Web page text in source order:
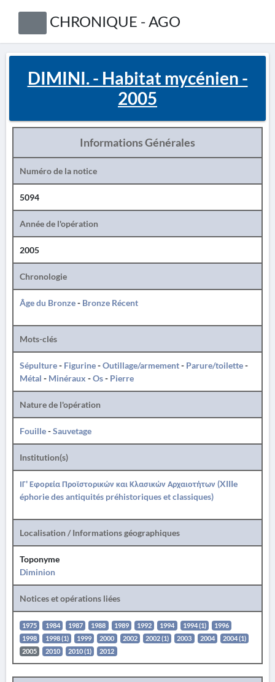
CHRONIQUE - AGO
DIMINI. - Habitat mycénien -
2005
Informations Générales
Numéro de la notice
5094
Année de l'opération
2005
Chronologie
Âge du Bronze- Bronze Récent
Mots-clés
Sépulture- Figurine-Outillage/armement- Parure/toilette-
Métal - Minéraux -Os- Pierre
Nature de l'opération
Fouille-Sauvetage
Institution(s)
ΙΓ' Εφορεία Προϊστορικών και Κλασικών Αρχαιοτήτων (XIIIe
éphorie des antiquités préhistoriques et classiques)
Localisation / Informations géographiques
Toponyme
Diminion
Notices et opérations liées
1975 1984 1987 1988 1989 1992 1994 1994 (1)
1996
1998
1998 (1) 1999 2000 2002 2002 (1) 2003 2004
2004 (1)
2005
2010 2010 (1) 2012